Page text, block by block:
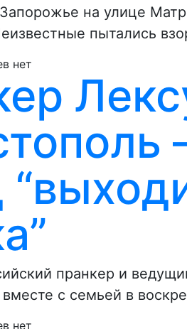
на улице
пытались
нет
пранкер и
с семьей в
нет